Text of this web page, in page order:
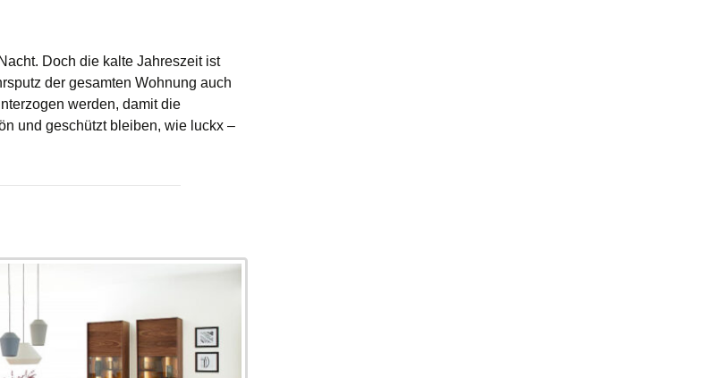
Doch die kalte Jahreszeit ist
der gesamten Wohnung auch
werden, damit die
und geschützt bleiben, wie luckx –